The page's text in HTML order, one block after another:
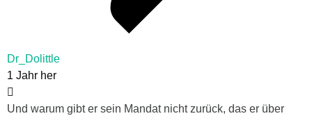
Dr_Dolittle
1 Jahr her
Und warum gibt er sein Mandat nicht zurück, das er über